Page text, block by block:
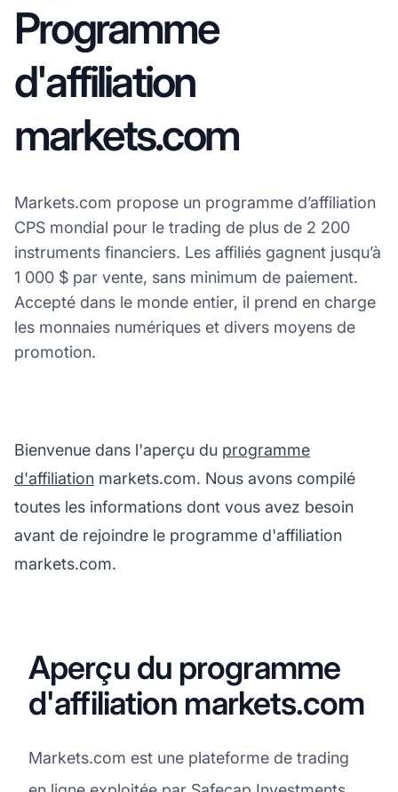
Programme
d'affiliation
markets.com
Markets.com propose un programme d’affiliation
CPS mondial pour le trading de plus de 2 200
instruments financiers. Les affiliés gagnent jusqu’à
1 000 $ par vente, sans minimum de paiement.
Accepté dans le monde entier, il prend en charge
les monnaies numériques et divers moyens de
promotion.
Bienvenue dans l'aperçu du programme
d'affiliation markets.com. Nous avons compilé
toutes les informations dont vous avez besoin
avant de rejoindre le programme d'affiliation
markets.com.
Aperçu du programme
d'affiliation markets.com
Markets.com est une plateforme de trading